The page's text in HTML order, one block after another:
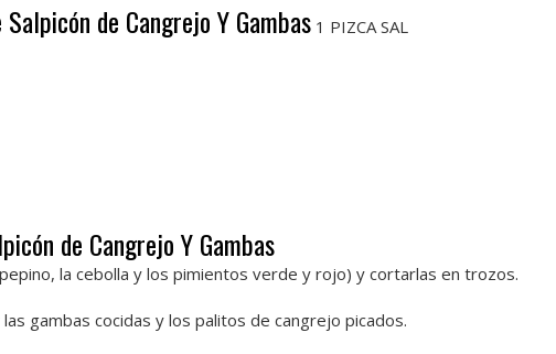
de Cangrejo Y Gambas 1 PIZCA SAL
de Cangrejo Y Gambas
la cebolla y los pimientos verde y rojo) y cortarlas en trozos.
gambas cocidas y los palitos de cangrejo picados.